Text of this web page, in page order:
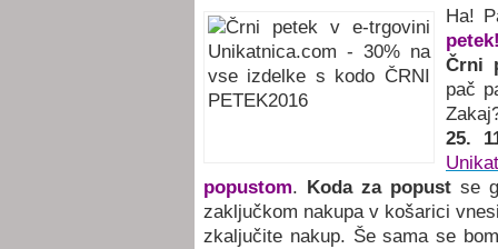
Ha!
Črni
pač
25.
popustom. Koda za popustse
zaključkom nakupa v košarici
zkaljučite nakup. Še sama se